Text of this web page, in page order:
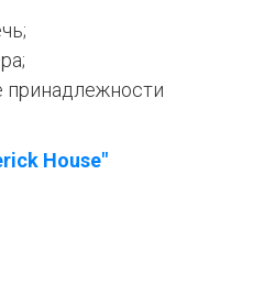
принадлежности
House"